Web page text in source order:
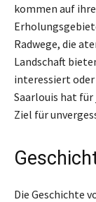
kommen auf
Radwege, die
Landschaft
interessiert
Saarlouis hat
Ziel für
Die Geschichte